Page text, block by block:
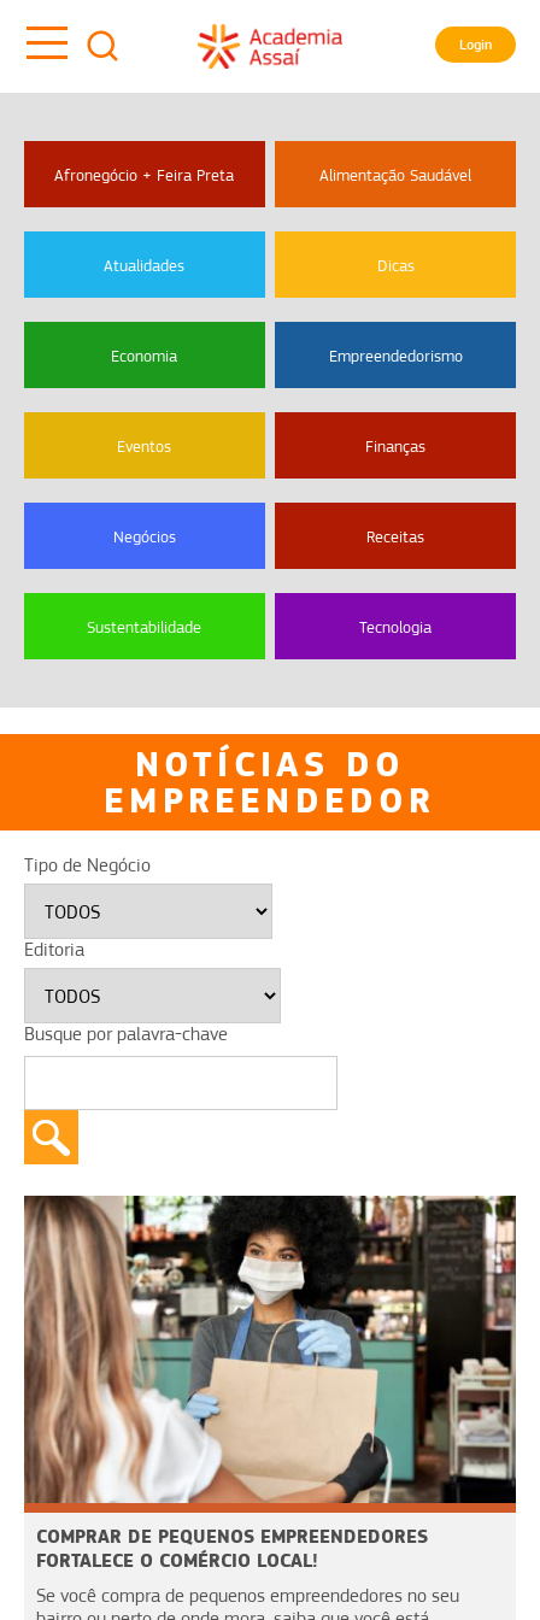
Login
Afronegócio + Feira Preta Alimentação Saudável
Atualidades Dicas
Economia Empreendedorismo
Eventos Finanças
Negócios Receitas
Sustentabilidade Tecnologia
NOTÍCIAS DO
EMPREENDEDOR
Tipo de Negócio
Editoria
Busque por palavra-chave
COMPRAR DE PEQUENOS EMPREENDEDORES
FORTALECE O COMÉRCIO LOCAL!
Se você compra de pequenos empreendedores no seu